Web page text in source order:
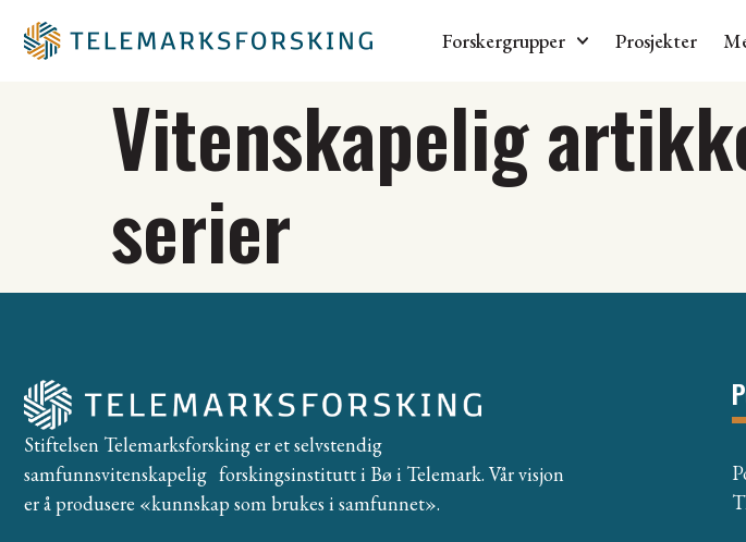
Forskergrupper Prosjekter
Vitenskapelig
serier
Stiftelsen Telemarksforsking er et selvstendig
samfunnsvitenskapelig forskingsinstitutt i Bø i Telemark. Vår visjon
er å produsere «kunnskap som brukes i samfunnet».